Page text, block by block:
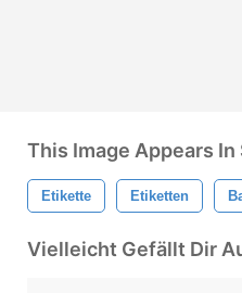
This Image Appears In
Etikette Etiketten
Vielleicht Gefällt Dir